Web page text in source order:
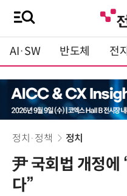
AI·SW 반도체 전
정치·정책 정치
尹 국회법 개정에
다”